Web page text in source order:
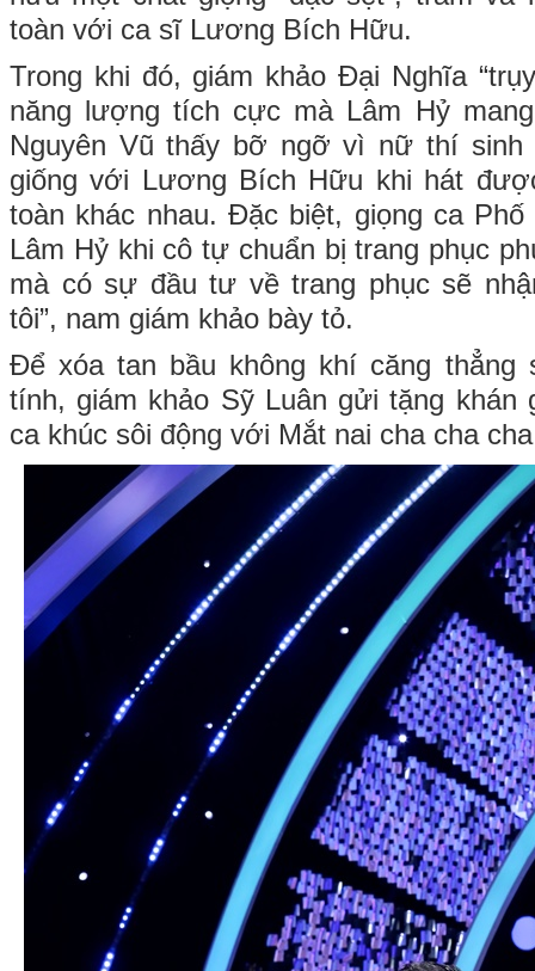
toàn với ca sĩ Lương Bích Hữu.
Trong khi đó, giám khảo Đại Nghĩa
năng lượng tích cực mà Lâm Hỷ
Nguyên Vũ thấy bỡ ngỡ vì nữ thí sinh
giống với Lương Bích Hữu khi hát
toàn khác nhau. Đặc biệt, giọng ca
Lâm Hỷ khi cô tự chuẩn bị trang phục
mà có sự đầu tư về trang phục sẽ
tôi”, nam giám khảo bày tỏ.
Để xóa tan bầu không khí căng thẳng
tính, giám khảo Sỹ Luân gửi tặng khán
ca khúc sôi động với Mắt nai cha cha